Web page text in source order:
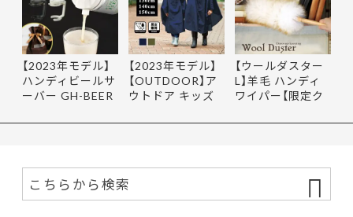
【2023年モデル】
ハンディビールサ
ーバー GH-BEER
【2023年モデル】
【OUTDOOR】ア
ウトドア キッズ
【ウールダスター
L】羊毛 ハンディ
ワイパー【限定ク